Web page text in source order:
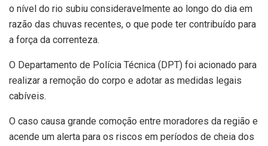
o nível do rio subiu consideravelmente ao longo do dia em
razão das chuvas recentes, o que pode ter contribuído para
a força da correnteza.
O Departamento de Polícia Técnica (DPT) foi acionado para
realizar a remoção do corpo e adotar as medidas legais
cabíveis.
O caso causa grande comoção entre moradores da região e
acende um alerta para os riscos em períodos de cheia dos